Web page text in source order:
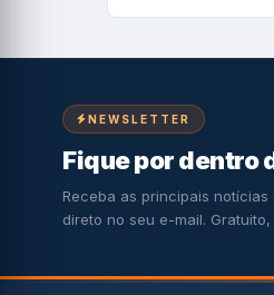
NEWSLETTER
Fique por dentro
Receba as principais notícias
direto no seu e-mail. Gratuito,